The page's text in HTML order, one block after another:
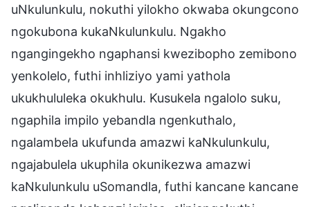
uNkulunkulu, nokuthi yilokho okwaba okungcono
ngokubona kukaNkulunkulu. Ngakho
ngangingekho ngaphansi kwezibopho zemibono
yenkolelo, futhi inhliziyo yami yathola
ukukhululeka okukhulu. Kusukela ngalolo suku,
ngaphila impilo yebandla ngenkuthalo,
ngalambela ukufunda amazwi kaNkulunkulu,
ngajabulela ukuphila okunikezwa amazwi
kaNkulunkulu uSomandla, futhi kancane kancane